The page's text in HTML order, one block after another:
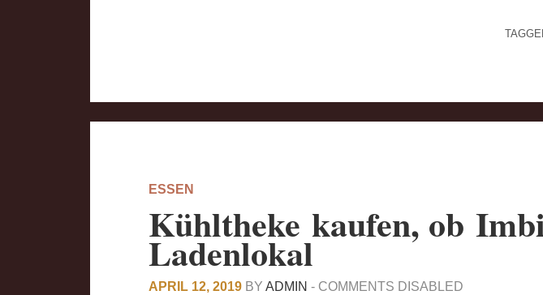
ESSEN
Kühltheke kaufen, ob
Ladenlokal
APRIL 12, 2019 BY ADMIN - COMMENTS DISABLED